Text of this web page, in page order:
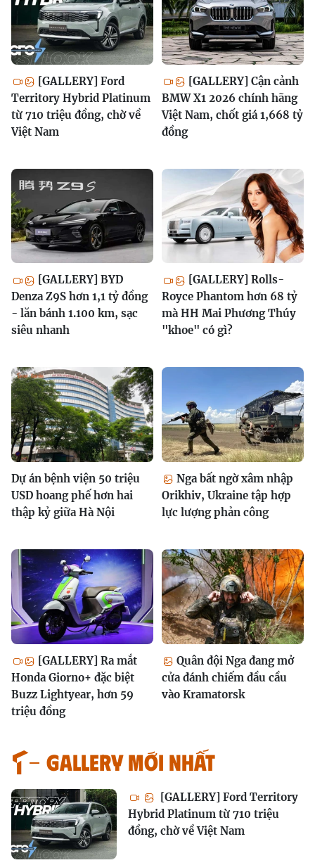
[GALLERY] Ford
Territory Hybrid Platinum
từ 710 triệu đồng, chờ về
Việt Nam
[GALLERY] Cận cảnh
BMW X1 2026 chính hãng
Việt Nam, chốt giá 1,668 tỷ
đồng
[GALLERY] BYD
Denza Z9S hơn 1,1 tỷ đồng
- lăn bánh 1.100 km, sạc
siêu nhanh
[GALLERY] Rolls-
Royce Phantom hơn 68 tỷ
mà HH Mai Phương Thúy
"khoe" có gì?
Dự án bệnh viện 50 triệu
USD hoang phế hơn hai
thập kỷ giữa Hà Nội
Nga bất ngờ xâm nhập
Orikhiv, Ukraine tập hợp
lực lượng phản công
[GALLERY] Ra mắt
Honda Giorno+ đặc biệt
Buzz Lightyear, hơn 59
triệu đồng
Quân đội Nga đang mở
cửa đánh chiếm đầu cầu
vào Kramatorsk
GALLERY MỚI NHẤT
[GALLERY] Ford Territory
Hybrid Platinum từ 710 triệu
đồng, chờ về Việt Nam